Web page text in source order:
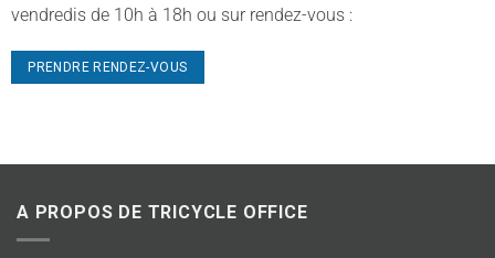
vendredis de 10h à 18h ou sur rendez-vous :
PRENDRE RENDEZ-VOUS
A PROPOS DE TRICYCLE OFFICE